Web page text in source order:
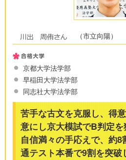
（市立向陽）
京都大学法学部
早稲田大学法学部
同志社大学法学部
苦手な古文を克服し、得
意にし京大模試でB判定
自信満々の手応えで、約
通テスト本番で9割を突破